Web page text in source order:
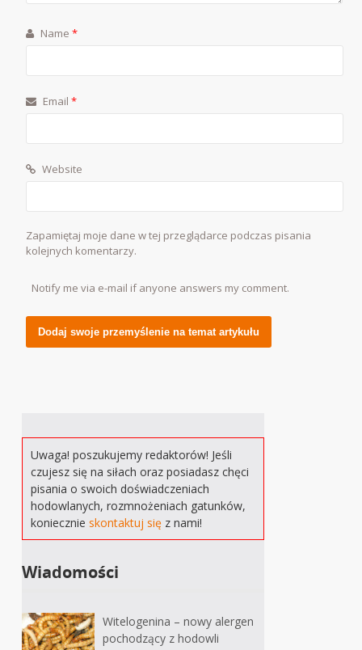
Name*
Email*
Website
Zapamiętaj moje dane w tej przeglądarce podczas pisania
kolejnych komentarzy.
Notify me via e-mail if anyone answers my comment.
Uwaga! poszukujemy redaktorów! Jeśli
czujesz się na siłach oraz posiadasz chęci
pisania o swoich doświadczeniach
hodowlanych, rozmnożeniach gatunków,
koniecznieskontaktuj się z nami!
Wiadomości
Witelogenina – nowy alergen
pochodzący z hodowli